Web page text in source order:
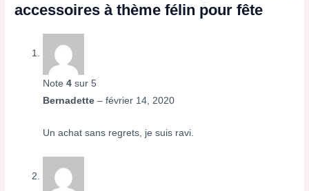
accessoires à thème félin pour fête
Note4 sur 5
Bernadette– février 14, 2020
Un achat sans regrets, je suis ravi.